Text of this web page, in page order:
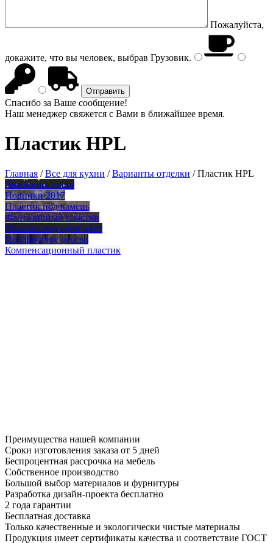
Пожалуйста,
докажите, что вы человек, выбрав Грузовик.
Спасибо за Ваше сообщение!
Наш менеджер свяжется с Вами в ближайшее время.
Пластик HPL
Главная /Все для кухни /Варианты отделки /Пластик HPL
Эволюция цвета
Новинки 2017
Пластик под камень
Фантазийный пластик
Пластик под один цвет
Под фактуру дерева
Компенсационный пластик
Преимущества нашей компании
Сроки изготовления заказа от 5 дней
Беспроцентная рассрочка на мебель
Собственное производство
Большой выбор материалов и фурнитуры
Разработка дизайн-проекта бесплатно
2 года гарантии
Бесплатная доставка
Только качественные и экологически чистые материалы
Продукция имеет сертификаты качества и соответствие ГОСТ